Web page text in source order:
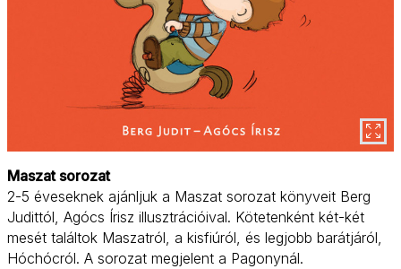
Maszat sorozat
2-5 éveseknek ajánljuk a Maszat sorozat könyveit Berg
Judittól, Agócs Írisz illusztrációival. Kötetenként két-két
mesét találtok Maszatról, a kisfiúról, és legjobb barátjáról,
Hóchócról. A sorozat megjelent a Pagonynál.